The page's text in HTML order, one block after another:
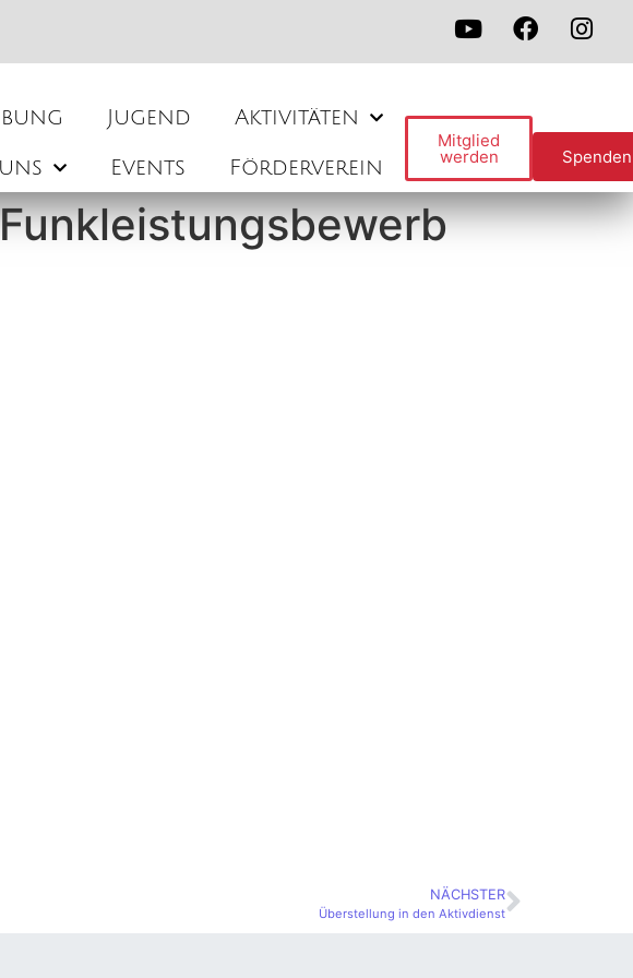
Jugend Aktivitäten
Events Förderverein
Mitglied
werden Spenden
NÄCHSTER
Überstellung in den Aktivdienst